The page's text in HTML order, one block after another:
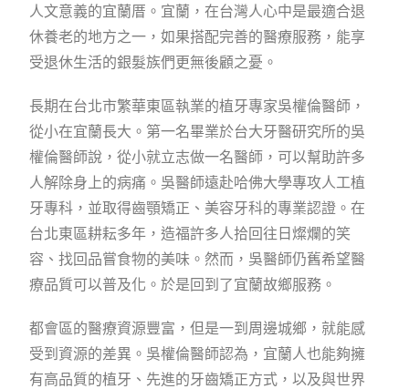
人文意義的宜蘭厝。宜蘭，在台灣人心中是最適合退
休養老的地方之一，如果搭配完善的醫療服務，能享
受退休生活的銀髮族們更無後顧之憂。
長期在台北市繁華東區執業的植牙專家吳權倫醫師，
從小在宜蘭長大。第一名畢業於台大牙醫研究所的吳
權倫醫師說，從小就立志做一名醫師，可以幫助許多
人解除身上的病痛。吳醫師遠赴哈佛大學專攻人工植
牙專科，並取得齒顎矯正、美容牙科的專業認證。在
台北東區耕耘多年，造福許多人拾回往日燦爛的笑
容、找回品嘗食物的美味。然而，吳醫師仍舊希望醫
療品質可以普及化。於是回到了宜蘭故鄉服務。
都會區的醫療資源豐富，但是一到周邊城鄉，就能感
受到資源的差異。吳權倫醫師認為，宜蘭人也能夠擁
有高品質的植牙、先進的牙齒矯正方式，以及與世界